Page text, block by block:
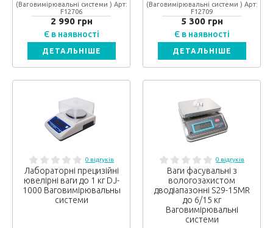
(Ваговимірювальні системи ) Арт:
F12706
2 990 грн
Є в наявності
ДЕТАЛЬНІШЕ
(Ваговимірювальні системи ) Арт:
F12709
5 300 грн
Є в наявності
ДЕТАЛЬНІШЕ
0 відгуків
Лабораторні прецизійні
ювелірні ваги до 1 кг DJ-
1000 Ваговимірювальны
системи
0 відгуків
Ваги фасувальні з
вологозахистом
дводіапазонні S29-15MR
до 6/15 кг
Ваговимірювальні
системи